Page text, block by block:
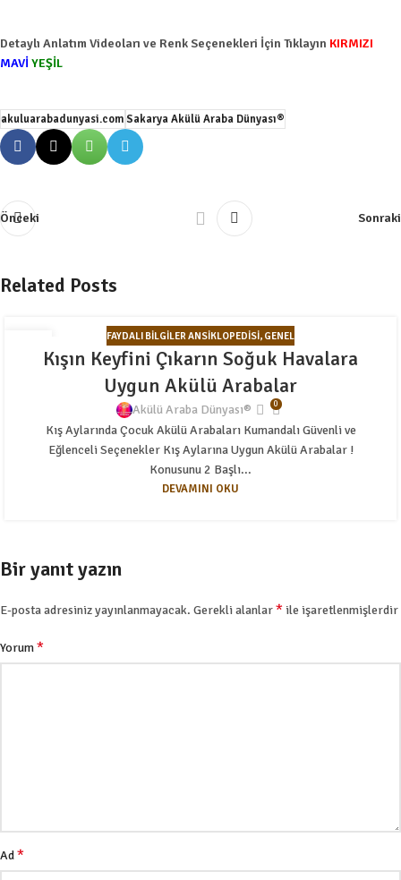
Detaylı Anlatım Videoları ve Renk Seçenekleri İçin Tıklayın KIRMIZI
MAVİ YEŞİL
akuluarabadunyasi.comSakarya Akülü Araba Dünyası®
Önceki Sonraki
Related Posts
FAYDALI BILGILER ANSIKLOPEDISI, GENEL
Kışın Keyfini Çıkarın Soğuk Havalara
Uygun Akülü Arabalar
Akülü Araba Dünyası® 0
Kış Aylarında Çocuk Akülü Arabaları Kumandalı Güvenli ve
Eğlenceli Seçenekler Kış Aylarına Uygun Akülü Arabalar !
Konusunu 2 Başlı...
DEVAMINI OKU
Bir yanıt yazın
E-posta adresiniz yayınlanmayacak. Gerekli alanlar* ile işaretlenmişlerdir
Yorum*
Ad*